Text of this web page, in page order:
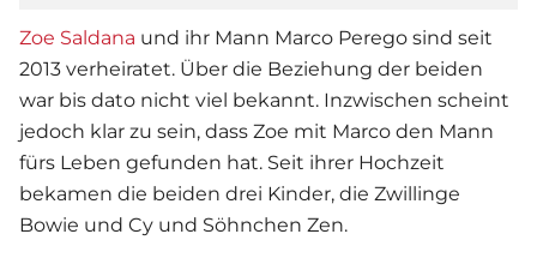
Zoe Saldana und ihr Mann Marco Perego sind seit
2013 verheiratet. Über die Beziehung der beiden
war bis dato nicht viel bekannt. Inzwischen scheint
jedoch klar zu sein, dass Zoe mit Marco den Mann
fürs Leben gefunden hat. Seit ihrer Hochzeit
bekamen die beiden drei Kinder, die Zwillinge
Bowie und Cy und Söhnchen Zen.